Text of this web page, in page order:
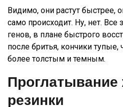
Видимо, они растут быстрее,
само происходит. Ну, нет. Все
генов, в плане быстрого
после бритья, кончики тупые,
более толстым и темным.
Проглатывание
резинки